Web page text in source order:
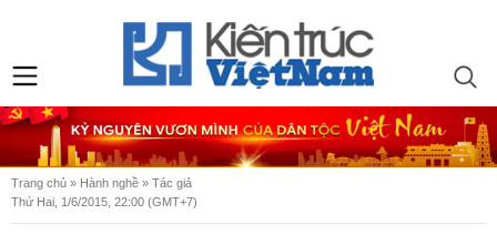
Trang chủ » Hành nghề » Tác giả
Thứ Hai, 1/6/2015, 22:00 (GMT+7)